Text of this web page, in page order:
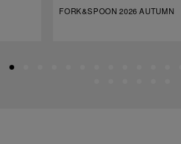
FORK&SPOON 2026 AUTUMN